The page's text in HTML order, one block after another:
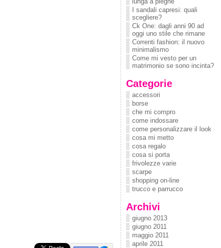
I sandali capresi: quali
scegliere?
Ck One: dagli anni 90 ad
oggi uno stile che rimane
Correnti fashion: il nuovo
minimalismo
Come mi vesto per un
matrimonio se sono incinta?
Categorie
accessori
borse
che mi compro
come indossare
come personalizzare il look
cosa mi metto
cosa regalo
cosa si porta
frivolezze varie
scarpe
shopping on-line
trucco e parrucco
Archivi
giugno 2013
giugno 2011
maggio 2011
aprile 2011